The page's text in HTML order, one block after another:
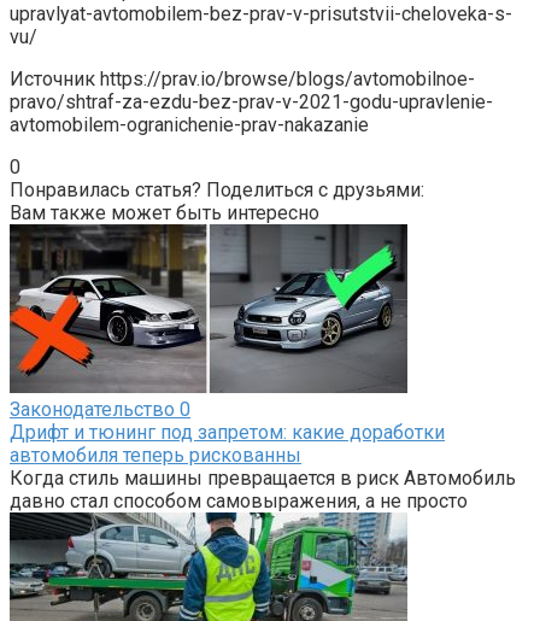
upravlyat-avtomobilem-bez-prav-v-prisutstvii-cheloveka-s-
vu/
Источник https://prav.io/browse/blogs/avtomobilnoe-
pravo/shtraf-za-ezdu-bez-prav-v-2021-godu-upravlenie-
avtomobilem-ogranichenie-prav-nakazanie
0
Понравилась статья? Поделиться с друзьями:
Вам также может быть интересно
Законодательство 0
Дрифт и тюнинг под запретом: какие доработки
автомобиля теперь рискованны
Когда стиль машины превращается в риск Автомобиль
давно стал способом самовыражения, а не просто